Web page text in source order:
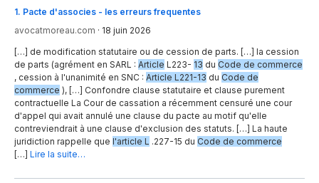
1. Pacte d'associes - les erreurs frequentes
avocatmoreau.com · 18 juin 2026
[…] de modification statutaire ou de cession de parts. […] la cession
de parts (agrément en SARL : Article L223- 13 du Code de commerce
, cession à l'unanimité en SNC : Article L221-13 du Code de
commerce ), […] Confondre clause statutaire et clause purement
contractuelle La Cour de cassation a récemment censuré une cour
d'appel qui avait annulé une clause du pacte au motif qu'elle
contreviendrait à une clause d'exclusion des statuts. […] La haute
juridiction rappelle que l'article L .227-15 du Code de commerce
[…] Lire la suite…